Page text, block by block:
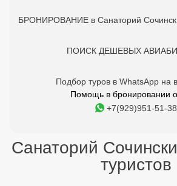
БРОНИРОВАНИЕ в Санаторий
ПОИСК ДЕШЕВЫХ
Подбор туров в WhatsApp на
Помощь в бронировании
+7(929)951-51-38
Санаторий
туристов